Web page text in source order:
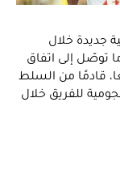
جديدة خلال
توصّل إلى اتفاق
قادمًا من السلط
للفريق خلال